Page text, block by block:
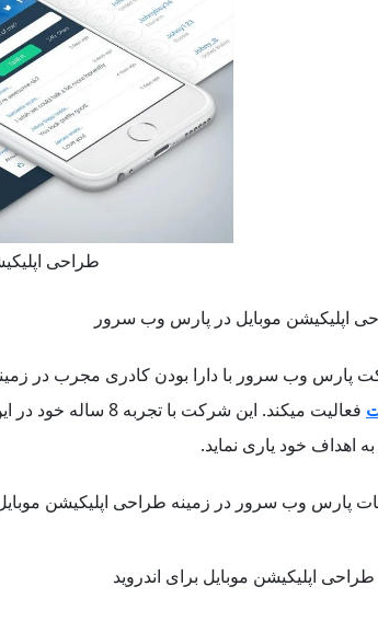
طراحی
اپلیکیشن موبایل در پارس وب سرور
پارس وب سرور با دارا بودن کادری مجرب در
فعالیت میکند. این
به اهداف خود یاری نماید.
پارس وب سرور در زمینه طراحی اپلیکیشن
طراحی اپلیکیشن موبایل برای اندروید